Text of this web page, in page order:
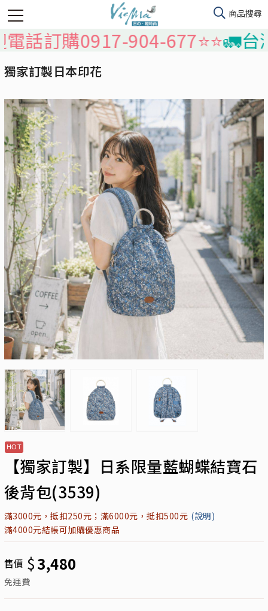
購0917-904-677⭐️⭐️🚛台灣本
獨家訂製日本印花
【獨家訂製】日系限量藍蝴蝶結寶石
後背包(3539)
滿3000元，抵扣250元；滿6000元，抵扣500元 (說明)
滿4000元結帳可加購優惠商品
售價 $3,480
免運費